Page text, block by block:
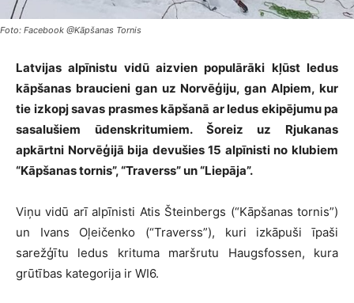
Foto: Facebook @Kāpšanas Tornis
Latvijas alpīnistu vidū aizvien populārāki kļūst ledus
kāpšanas braucieni gan uz Norvēģiju, gan Alpiem, kur
tie izkopj savas prasmes kāpšanā ar ledus ekipējumu pa
sasalušiem ūdenskritumiem. Šoreiz uz Rjukanas
apkārtni Norvēģijā bija devušies 15 alpīnisti no klubiem
“Kāpšanas tornis”, “Traverss” un “Liepāja”.
Viņu vidū arī alpīnisti Atis Šteinbergs (“Kāpšanas tornis”)
un Ivans Oļeičenko (“Traverss”), kuri izkāpuši īpaši
sarežģītu ledus krituma maršrutu Haugsfossen, kura
grūtības kategorija ir WI6.